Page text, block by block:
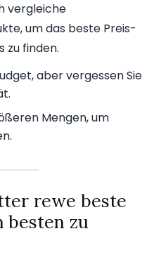
vergleiche
um das beste Preis-
zu finden.
aber vergessen Sie
Mengen, um
rewe beste
besten zu